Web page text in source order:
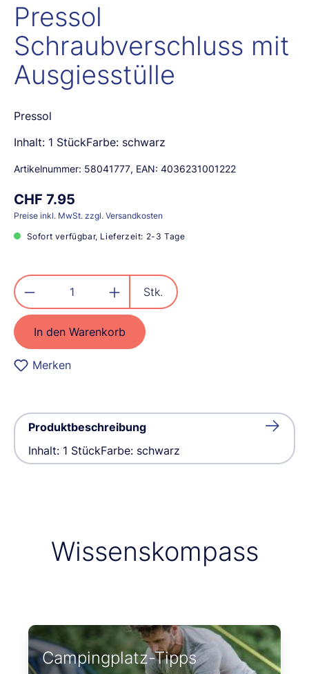
Pressol
Schraubverschluss mit
Ausgiesstülle
Pressol
Inhalt: 1 StückFarbe: schwarz
Artikelnummer: 58041777, EAN: 4036231001222
CHF 7.95
Preise inkl. MwSt. zzgl. Versandkosten
Sofort verfügbar, Lieferzeit: 2-3 Tage
Produkt Anzahl: Gib den
Stk.
In den Warenkorb
Merken
Produktbeschreibung
Inhalt: 1 StückFarbe: schwarz
Wissenskompass
Campingplatz-Tipps